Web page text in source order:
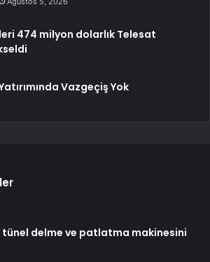
474 milyon dolarlık Telesat
Vazgeçiş Yok
tünel delme ve patlatma makinesini